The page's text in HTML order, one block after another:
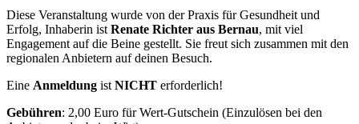
Diese Veranstaltung wurde von der Praxis für Gesundheit und
Erfolg, Inhaberin ist Renate Richter aus Bernau, mit viel
Engagement auf die Beine gestellt. Sie freut sich zusammen mit den
regionalen Anbietern auf deinen Besuch.
Eine Anmeldung ist NICHT erforderlich!
Gebühren: 2,00 Euro für Wert-Gutschein (Einzulösen bei den